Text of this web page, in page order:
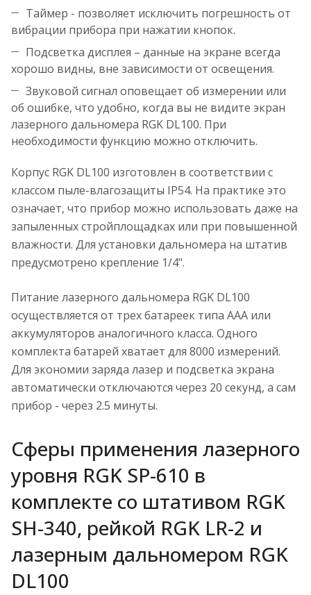
Таймер - позволяет исключить погрешность от
вибрации прибора при нажатии кнопок.
Подсветка дисплея – данные на экране всегда
хорошо видны, вне зависимости от освещения.
Звуковой сигнал оповещает об измерении или
об ошибке, что удобно, когда вы не видите экран
лазерного дальномера RGK DL100. При
необходимости функцию можно отключить.
Корпус RGK DL100 изготовлен в соответствии с
классом пыле-влагозащиты IP54. На практике это
означает, что прибор можно использовать даже на
запыленных стройплощадках или при повышенной
влажности. Для установки дальномера на штатив
предусмотрено крепление 1/4".
Питание лазерного дальномера RGK DL100
осуществляется от трех батареек типа ААА или
аккумуляторов аналогичного класса. Одного
комплекта батарей хватает для 8000 измерений.
Для экономии заряда лазер и подсветка экрана
автоматически отключаются через 20 секунд, а сам
прибор - через 2.5 минуты.
Сферы применения лазерного
уровня RGK SP-610 в
комплекте со штативом RGK
SH-340, рейкой RGK LR-2 и
лазерным дальномером RGK
DL100